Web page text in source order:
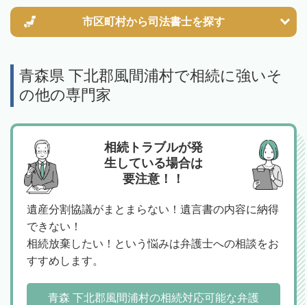
市区町村から司法書士を探す
青森県 下北郡風間浦村で相続に強いそ
の他の専門家
相続トラブルが発
生している場合は
要注意！！
遺産分割協議がまとまらない！遺言書の内容に納得
できない！
相続放棄したい！という悩みは弁護士への相談をお
すすめします。
青森 下北郡風間浦村の相続対応可能な弁護